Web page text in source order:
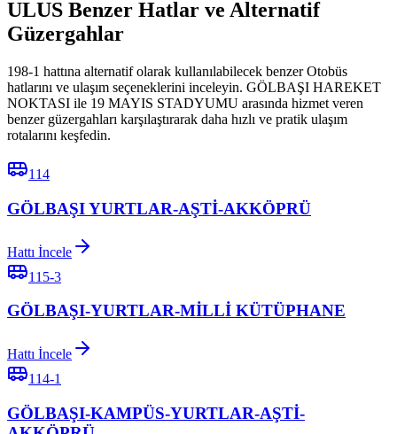
ULUS Benzer Hatlar ve Alternatif
Güzergahlar
198-1 hattına alternatif olarak kullanılabilecek benzer Otobüs
hatlarını ve ulaşım seçeneklerini inceleyin. GÖLBAŞI HAREKET
NOKTASI ile 19 MAYIS STADYUMU arasında hizmet veren
benzer güzergahları karşılaştırarak daha hızlı ve pratik ulaşım
rotalarını keşfedin.
114
GÖLBAŞI YURTLAR-AŞTİ-AKKÖPRÜ
Hattı İncele
115-3
GÖLBAŞI-YURTLAR-MİLLİ KÜTÜPHANE
Hattı İncele
114-1
GÖLBAŞI-KAMPÜS-YURTLAR-AŞTİ-